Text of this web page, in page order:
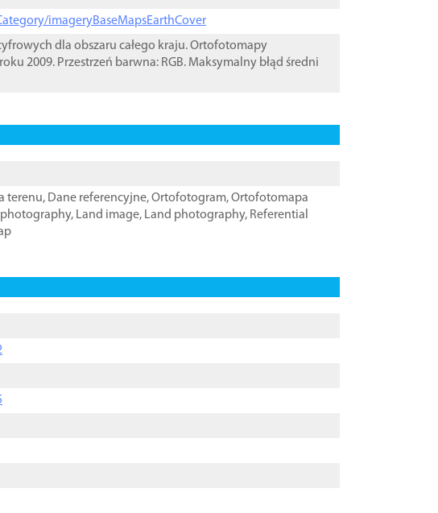
imageryBaseMapsEarthCover
dla obszaru całego kraju. Ortofotomapy
2009. Przestrzeń barwna: RGB. Maksymalny błąd średni
terenu, Dane referencyjne,Ortofotogram,Ortofotomapa
, Land image, Land photography, Referential